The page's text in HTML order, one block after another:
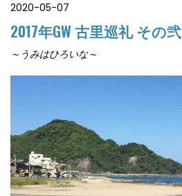
2020-05-07
2017年GW 古里巡礼 その弐
～うみはひろいな～